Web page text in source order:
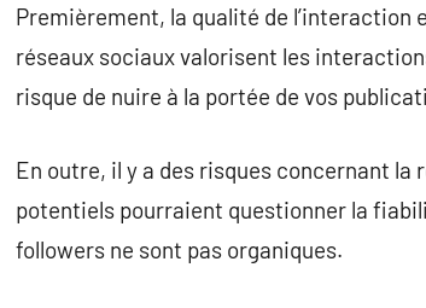
Premièrement, la qualité de l’interaction
réseaux sociaux valorisent les
risque de nuire à la portée de vos
En outre, il y a des risques concernant
potentiels pourraient questionner la
followers ne sont pas organiques.